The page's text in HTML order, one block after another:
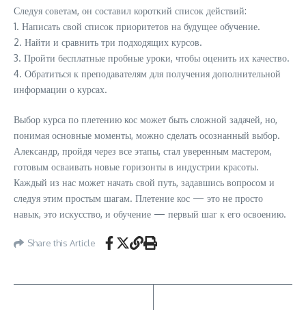
Следуя советам, он составил короткий список действий:
1. Написать свой список приоритетов на будущее обучение.
2. Найти и сравнить три подходящих курсов.
3. Пройти бесплатные пробные уроки, чтобы оценить их качество.
4. Обратиться к преподавателям для получения дополнительной
информации о курсах.
Выбор курса по плетению кос может быть сложной задачей, но,
понимая основные моменты, можно сделать осознанный выбор.
Александр, пройдя через все этапы, стал уверенным мастером,
готовым осваивать новые горизонты в индустрии красоты.
Каждый из нас может начать свой путь, задавшись вопросом и
следуя этим простым шагам. Плетение кос — это не просто
навык, это искусство, и обучение — первый шаг к его освоению.
Share this Article